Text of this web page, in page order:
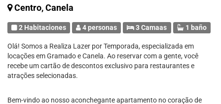
Centro, Canela
2 Habitaciones 4 personas 3 Camaas 1 baño
Olá! Somos a Realiza Lazer por Temporada, especializada em
locações em Gramado e Canela. Ao reservar com a gente, você
recebe um cartão de descontos exclusivo para restaurantes e
atrações selecionadas.
Bem-vindo ao nosso aconchegante apartamento no coração de